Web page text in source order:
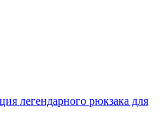
легендарного рюкзака для